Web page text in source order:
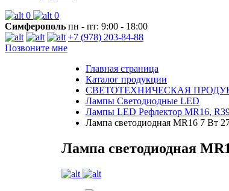
0
0
Симферополь пн - пт: 9:00 - 18:00
+7 (978) 203-84-88
Позвоните мне
Главная страница
Каталог продукции
СВЕТОТЕХНИЧЕСКАЯ
Лампы Светодиодные LED
Лампы LED Рефлектор MR16,
Лампа светодиодная MR16 7 Вт
Лампа светодиодная